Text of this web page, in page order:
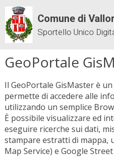
Comune di
Sportello Unico
GeoPortale
Il GeoPortale GisMaster è un
permette di accedere alle
utilizzando un semplice
È possibile visualizzare ed
eseguire ricerche sui dati,
stampare estratti di mappa,
Map Service) e Google Street